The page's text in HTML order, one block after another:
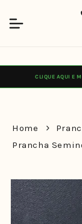
conteúdo
CLIQUE AQUI E
Home
Prancha
as
informações
do produto